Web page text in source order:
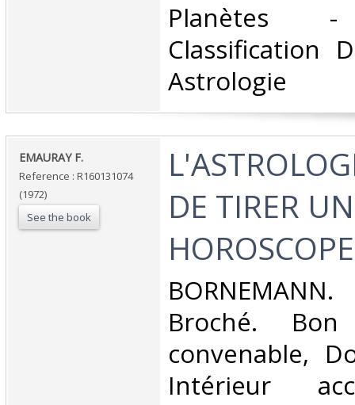
‎Planètes -
Classification
Astrologie‎
‎EMAURAY F.‎
Reference : R160131074
(1972)
See the book
DE TIRER UN
HOROSCOPE‎
Broché.
convenable,
Intérieur